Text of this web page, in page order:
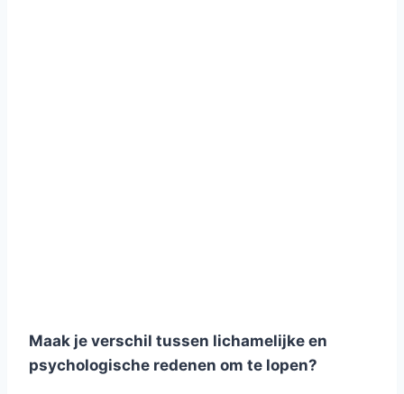
Maak je verschil tussen lichamelijke en
psychologische redenen om te lopen?